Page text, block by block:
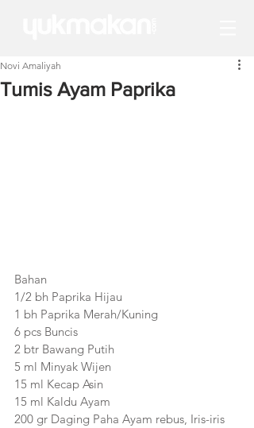
Tumis Ayam Paprika
Novi Amaliyah
Bahan
1/2 bh Paprika Hijau
1 bh Paprika Merah/Kuning
6 pcs Buncis
2 btr Bawang Putih
5 ml Minyak Wijen
15 ml Kecap Asin
15 ml Kaldu Ayam
200 gr Daging Paha Ayam rebus, Iris-iris